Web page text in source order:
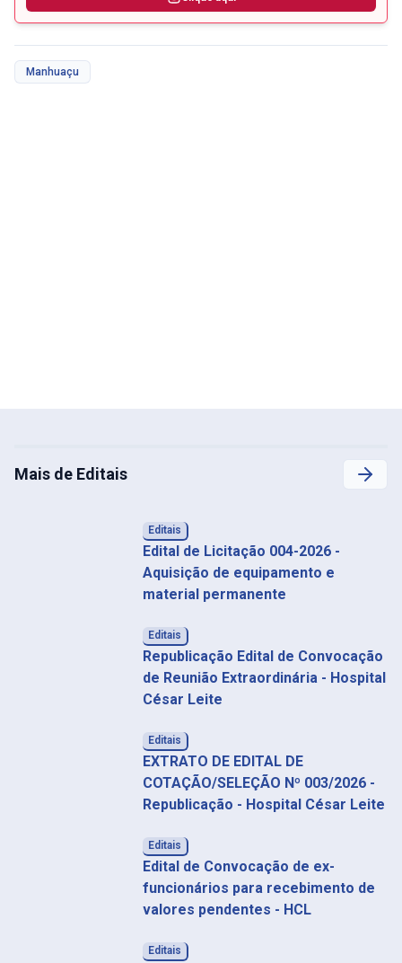
Manhuaçu
Mais de Editais
Editais
Edital de Licitação 004-2026 -
Aquisição de equipamento e
material permanente
Editais
Republicação Edital de Convocação
de Reunião Extraordinária - Hospital
César Leite
Editais
EXTRATO DE EDITAL DE
COTAÇÃO/SELEÇÃO Nº 003/2026 -
Republicação - Hospital César Leite
Editais
Edital de Convocação de ex-
funcionários para recebimento de
valores pendentes - HCL
Editais